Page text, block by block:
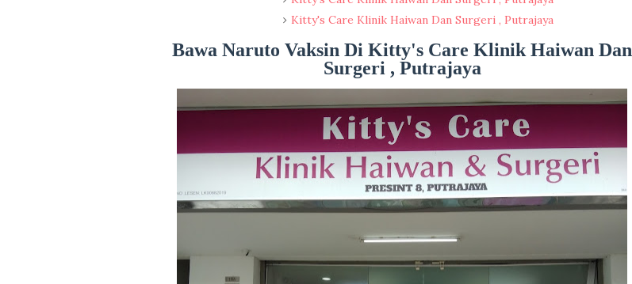
Kitty's Care Klinik Haiwan Dan Surgeri , Putrajaya
Bawa Naruto Vaksin Di Kitty's Care Klinik Haiwan Dan
Surgeri , Putrajaya